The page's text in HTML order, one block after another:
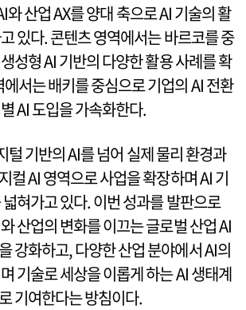
와 산업 AX를 양대 축으로 AI 기술의 활
있다. 콘텐츠 영역에서는 바르코를 중
성형 AI 기반의 다양한 활용 사례를 확
서는 배키를 중심으로 기업의 AI 전환
AI 도입을 가속화한다.
털 기반의 AI를 넘어 실제 물리 환경과
컬 AI 영역으로 사업을 확장하며 AI 기
혀가고 있다. 이번 성과를 발판으로
산업의 변화를 이끄는 글로벌 산업 AI
강화하고, 다양한 산업 분야에서 AI의
기술로 세상을 이롭게 하는 AI 생태계
기여한다는 방침이다.